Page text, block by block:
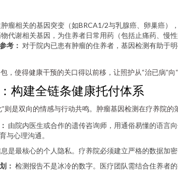
瘤相关的基因突变（如BRCA1/2与乳腺癌、卵巢癌）
代谢相关基因，为住养者日常用药（包括止痛药、慢
考： 对于院内已患有肿瘤的住养者，基因检测有助于
使得健康干预的关口得以前移，让照护从“治已病”向“
构建全链条健康托付体系
则是双向的情感与行动共鸣。肿瘤基因检测在疗养院
由院内医生或合作的遗传咨询师，用通俗易懂的语言
与心理沟通。
是最核心的个人隐私。疗养院必须建立严格的数据加
： 检测报告不是冰冷的数字。医疗团队需结合住养者